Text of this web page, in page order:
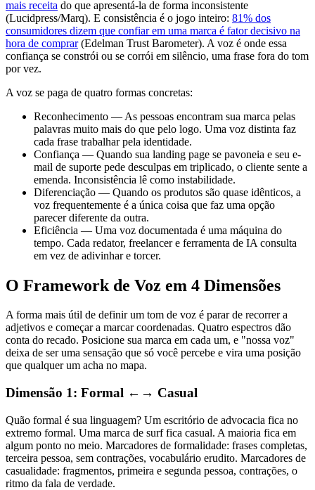
mais receita do que apresentá-la de forma inconsistente
(Lucidpress/Marq). E consistência é o jogo inteiro: 81% dos
consumidores dizem que confiar em uma marca é fator decisivo na
hora de comprar(Edelman Trust Barometer). A voz é onde essa
confiança se constrói ou se corrói em silêncio, uma frase fora do tom
por vez.
A voz se paga de quatro formas concretas:
Reconhecimento — As pessoas encontram sua marca pelas
palavras muito mais do que pelo logo. Uma voz distinta faz
cada frase trabalhar pela identidade.
Confiança — Quando sua landing page se pavoneia e seu e-
mail de suporte pede desculpas em triplicado, o cliente sente a
emenda. Inconsistência lê como instabilidade.
Diferenciação — Quando os produtos são quase idênticos, a
voz frequentemente é a única coisa que faz uma opção
parecer diferente da outra.
Eficiência — Uma voz documentada é uma máquina do
tempo. Cada redator, freelancer e ferramenta de IA consulta
em vez de adivinhar e torcer.
O Framework de Voz em 4 Dimensões
A forma mais útil de definir um tom de voz é parar de recorrer a
adjetivos e começar a marcar coordenadas. Quatro espectros dão
conta do recado. Posicione sua marca em cada um, e "nossa voz"
deixa de ser uma sensação que só você percebe e vira uma posição
que qualquer um acha no mapa.
Dimensão 1: Formal ←→ Casual
Quão formal é sua linguagem? Um escritório de advocacia fica no
extremo formal. Uma marca de surf fica casual. A maioria fica em
algum ponto no meio. Marcadores de formalidade: frases completas,
terceira pessoa, sem contrações, vocabulário erudito. Marcadores de
casualidade: fragmentos, primeira e segunda pessoa, contrações, o
ritmo da fala de verdade.